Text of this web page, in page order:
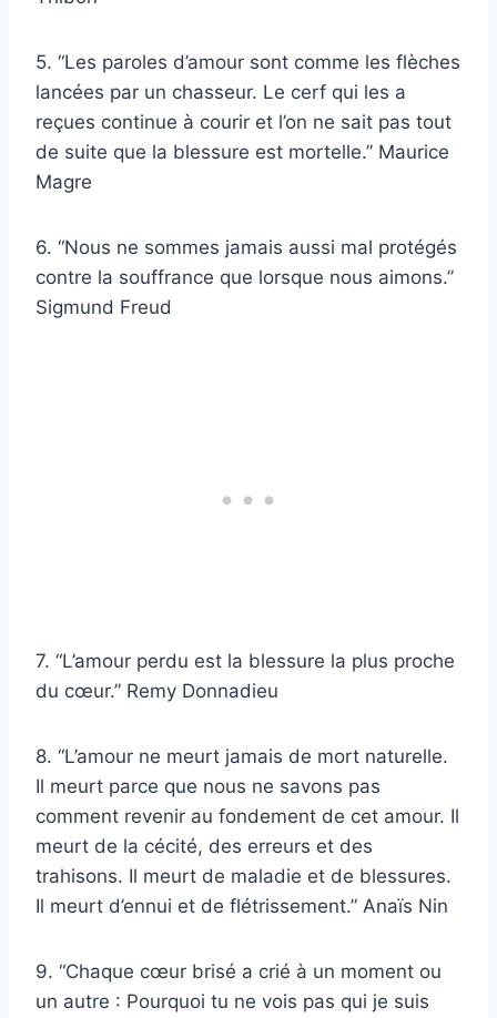
5. “Les paroles d’amour sont comme les flèches
lancées par un chasseur. Le cerf qui les a
reçues continue à courir et l’on ne sait pas tout
de suite que la blessure est mortelle.” Maurice
Magre
6. “Nous ne sommes jamais aussi mal protégés
contre la souffrance que lorsque nous aimons.”
Sigmund Freud
7. “L’amour perdu est la blessure la plus proche
du cœur.” Remy Donnadieu
8. “L’amour ne meurt jamais de mort naturelle.
Il meurt parce que nous ne savons pas
comment revenir au fondement de cet amour. Il
meurt de la cécité, des erreurs et des
trahisons. Il meurt de maladie et de blessures.
Il meurt d’ennui et de flétrissement.” Anaïs Nin
9. “Chaque cœur brisé a crié à un moment ou
un autre : Pourquoi tu ne vois pas qui je suis